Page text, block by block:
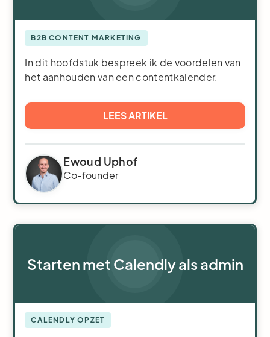
B2B CONTENT MARKETING
In dit hoofdstuk bespreek ik de voordelen van
het aanhouden van een contentkalender.
LEES ARTIKEL
Ewoud Uphof
Co-founder
Starten met Calendly als admin
CALENDLY OPZET